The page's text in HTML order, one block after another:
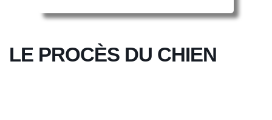
LE PROCÈS DU CHIEN